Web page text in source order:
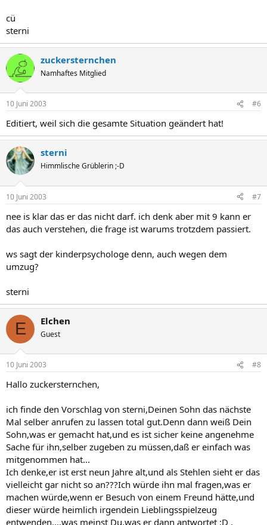
cü
sterni
zuckersternchen
Namhaftes Mitglied
10 Juni 2003 #6
Editiert, weil sich die gesamte Situation geändert hat!
sterni
Himmlische Grüblerin ;-D
10 Juni 2003 #7
nee is klar das er das nicht darf. ich denk aber mit 9 kann er
das auch verstehen, die frage ist warums trotzdem passiert.
ws sagt der kinderpsychologe denn, auch wegen dem
umzug?
sterni
E Elchen
Guest
10 Juni 2003 #8
Hallo zuckersternchen,
ich finde den Vorschlag von sterni,Deinen Sohn das nächste
Mal selber anrufen zu lassen total gut.Denn dann weiß Dein
Sohn,was er gemacht hat,und es ist sicher keine angenehme
Sache für ihn,selber zugeben zu müssen,daß er einfach was
mitgenommen hat...
Ich denke,er ist erst neun Jahre alt,und als Stehlen sieht er das
vielleicht gar nicht so an???Ich würde ihn mal fragen,was er
machen würde,wenn er Besuch von einem Freund hätte,und
dieser würde heimlich irgendein Lieblingsspielzeug
entwenden....was meinst Du,was er dann antwortet ;D .